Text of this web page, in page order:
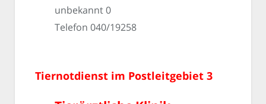
unbekannt 0
Telefon 040/19258
Tiernotdienst im Postleitgebiet 3